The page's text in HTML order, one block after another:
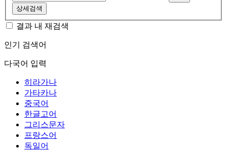
상세검색
결과 내 재검색
인기 검색어
다국어 입력
히라가나
가타카나
중국어
한글고어
그리스문자
프랑스어
독일어